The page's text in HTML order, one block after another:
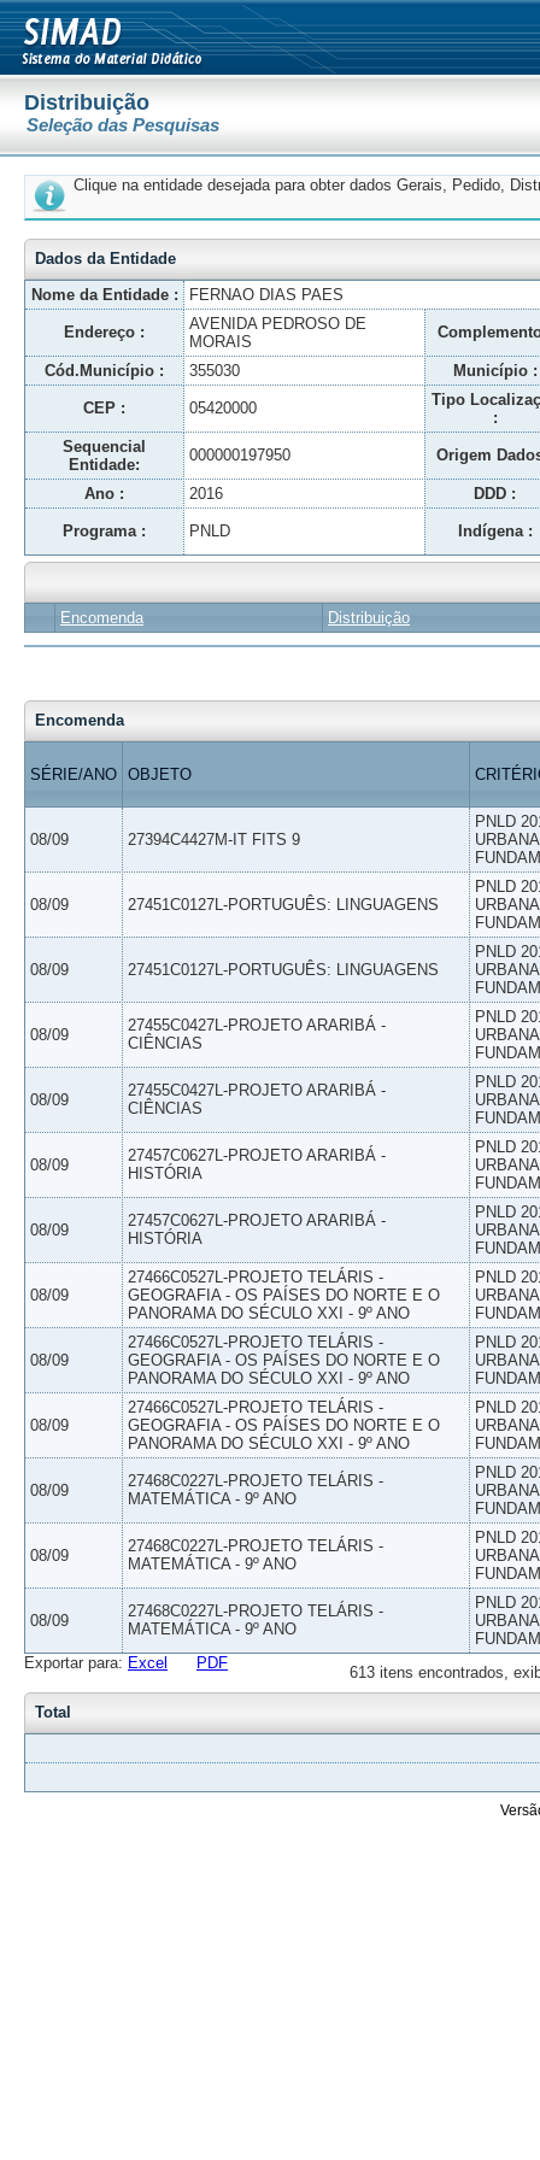
Distribuição
Seleção das Pesquisas
Clique na entidade desejada para obter dados Gerais, Pedido,
Dados da Entidade
Nome da Entidade :
FERNAO DIAS PAES
Endereço :
AVENIDA PEDROSO DE
MORAIS
Cód.Município : 355030 Município :
CEP : 05420000
Tipo
:
Sequencial
Entidade:
000000197950 Origem
Ano : 2016 DDD :
Programa : PNLD Indígena :
Encomenda Distribuição
Encomenda
SÉRIE/ANO OBJETO
08/09 27394C4427M-IT FITS 9
PNLD
08/09 27451C0127L-PORTUGUÊS: LINGUAGENS
PNLD
08/09 27451C0127L-PORTUGUÊS: LINGUAGENS
PNLD
08/09
27455C0427L-PROJETO ARARIBÁ -
CIÊNCIAS
PNLD
08/09
27455C0427L-PROJETO ARARIBÁ -
CIÊNCIAS
PNLD
08/09
27457C0627L-PROJETO ARARIBÁ -
HISTÓRIA
PNLD
08/09
27457C0627L-PROJETO ARARIBÁ -
HISTÓRIA
PNLD
08/09
27466C0527L-PROJETO TELÁRIS -
GEOGRAFIA - OS PAÍSES DO NORTE E O
PANORAMA DO SÉCULO XXI - 9º ANO
PNLD
08/09
27466C0527L-PROJETO TELÁRIS -
GEOGRAFIA - OS PAÍSES DO NORTE E O
PANORAMA DO SÉCULO XXI - 9º ANO
PNLD
08/09
27466C0527L-PROJETO TELÁRIS -
GEOGRAFIA - OS PAÍSES DO NORTE E O
PANORAMA DO SÉCULO XXI - 9º ANO
PNLD
08/09
27468C0227L-PROJETO TELÁRIS -
MATEMÁTICA - 9º ANO
PNLD
08/09
27468C0227L-PROJETO TELÁRIS -
MATEMÁTICA - 9º ANO
PNLD
08/09
27468C0227L-PROJETO TELÁRIS -
MATEMÁTICA - 9º ANO
PNLD
613 itens encontrados,
Exportar para: Excel PDF
Total